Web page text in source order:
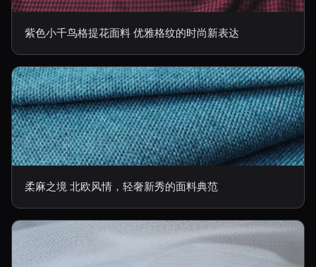
紫色小千鸟格提花面料 优雅格纹的时尚新表达
柔麻之境 北欧风情，轻奢新秀的面料典范